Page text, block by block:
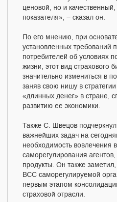
ценовой, но и качественный,
показателя», – сказал он.
По его мнению, при
установленных
потребителей об условиях
жизни, этот вид страхового
значительно измениться в
заняв свою нишу в
«длинных денег» в стране,
развитию ее экономики.
Также С. Швецов
важнейших задач на
необходимость вовлечения
саморегулирования
продукты. Он также
ВСС саморегулируемой
первым этапом
страховой отрасли.